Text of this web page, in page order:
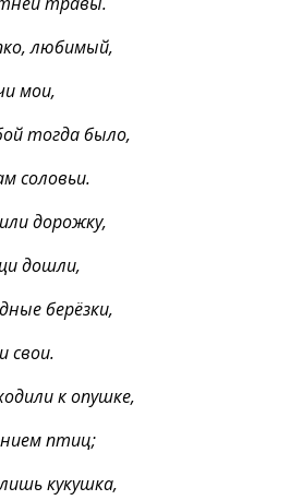
любимый,
мои,
тогда было,
соловьи.
дорожку,
дошли,
берёзки,
свои.
к опушке,
птиц;
кукушка,